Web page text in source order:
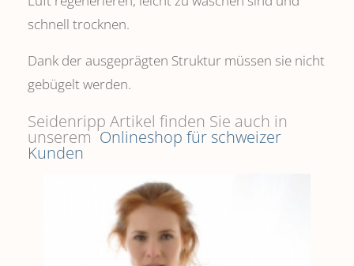
schnell trocknen.
Dank der ausgeprägten Struktur müssen sie nicht
gebügelt werden.
Seidenripp Artikel finden Sie auch in
unserem Onlineshop für schweizer
Kunden